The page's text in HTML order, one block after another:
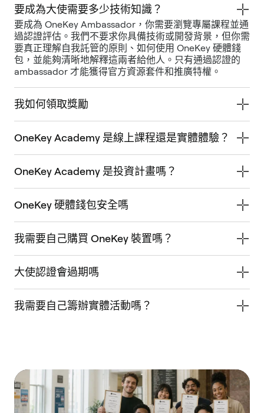
要成為大使需要多少技術知識？
要成為 OneKey Ambassador，你需要瀏覽專屬課程並通
過認證評估。我們不要求你具備技術或開發背景，但你需
要真正理解自我託管的原則、如何使用 OneKey 硬體錢
包，並能夠清晰地解釋這兩者給他人。只有通過認證的
ambassador 才能獲得官方資源套件和推廣特權。
我如何領取獎勵
OneKey Academy 是線上課程還是實體體驗？
OneKey Academy 是投資計畫嗎？
OneKey 硬體錢包安全嗎
我需要自己購買 OneKey 裝置嗎？
大使認證會過期嗎
我需要自己籌辦實體活動嗎？